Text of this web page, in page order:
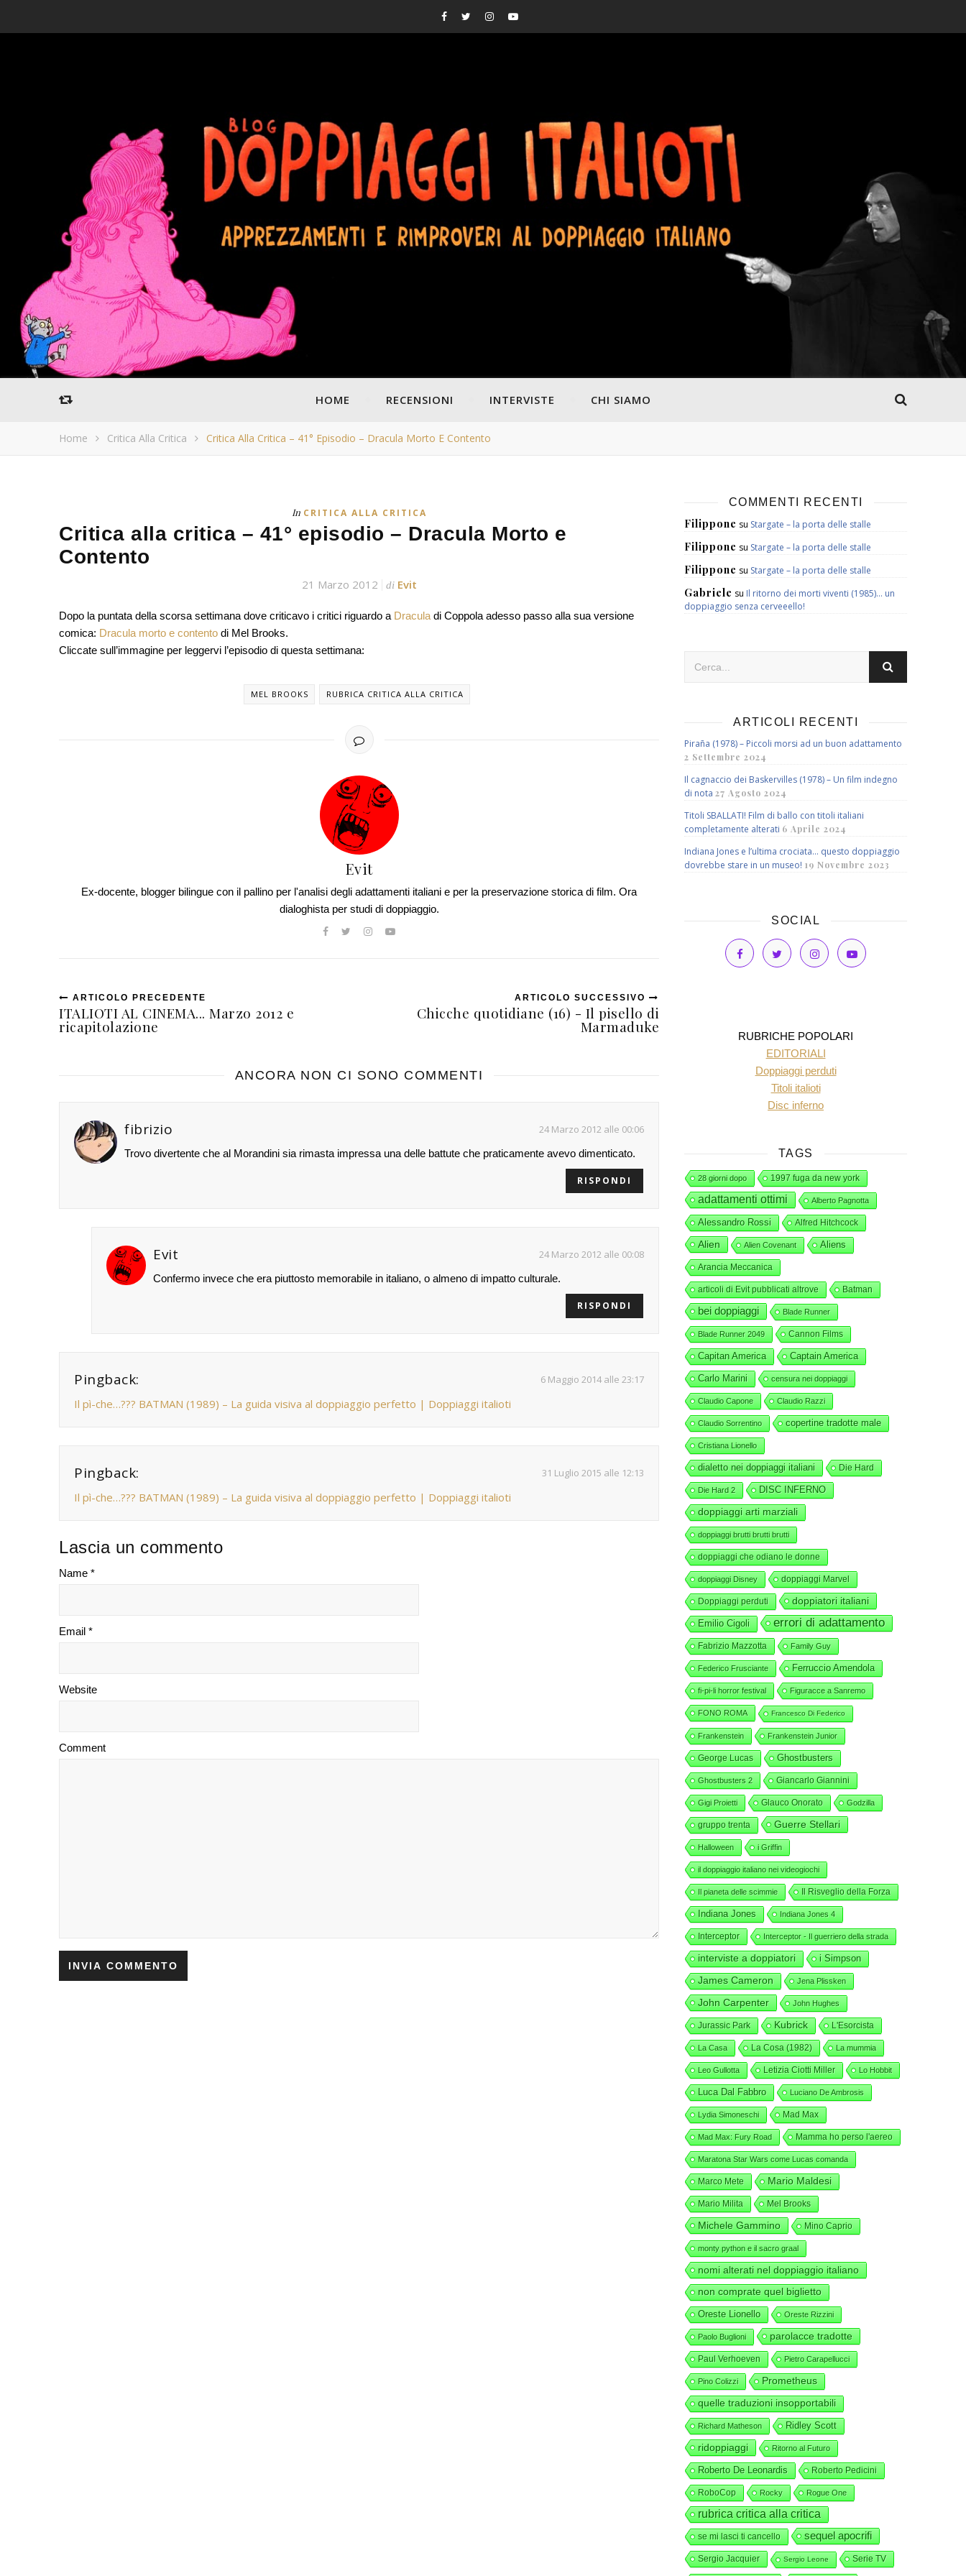
HOME RECENSIONI INTERVISTE CHI SIAMO
Home Critica Alla Critica Critica Alla Critica – 41° Episodio – Dracula Morto E Contento
In CRITICA ALLA CRITICA
Critica alla critica – 41° episodio – Dracula Morto e
Contento
21 Marzo 2012 di Evit
Dopo la puntata della scorsa settimana dove criticavo i critici riguardo a Dracula di Coppola adesso passo alla sua versione
comica: Dracula morto e contento di Mel Brooks.
Cliccate sull’immagine per leggervi l’episodio di questa settimana:
MEL BROOKS RUBRICA CRITICA ALLA CRITICA
Evit
Ex-docente, blogger bilingue con il pallino per l'analisi degli adattamenti italiani e per la preservazione storica di film. Ora
dialoghista per studi di doppiaggio.
ARTICOLO PRECEDENTE
ITALIOTI AL CINEMA... Marzo 2012 e
ricapitolazione
ARTICOLO SUCCESSIVO
Chicche quotidiane (16) - Il pisello di
Marmaduke
ANCORA NON CI SONO COMMENTI
fibrizio 24 Marzo 2012 alle 00:06
Trovo divertente che al Morandini sia rimasta impressa una delle battute che praticamente avevo dimenticato.
RISPONDI
Evit 24 Marzo 2012 alle 00:08
Confermo invece che era piuttosto memorabile in italiano, o almeno di impatto culturale.
RISPONDI
Pingback: 6 Maggio 2014 alle 23:17
Il pì-che…??? BATMAN (1989) – La guida visiva al doppiaggio perfetto | Doppiaggi italioti
Pingback: 31 Luglio 2015 alle 12:13
Il pì-che…??? BATMAN (1989) – La guida visiva al doppiaggio perfetto | Doppiaggi italioti
Lascia un commento
Name *
Email *
Website
Comment
COMMENTI RECENTI
Filippone su Stargate – la porta delle stalle
Filippone su Stargate – la porta delle stalle
Filippone su Stargate – la porta delle stalle
Gabriele su Il ritorno dei morti viventi (1985)… un
doppiaggio senza cerveeello!
ARTICOLI RECENTI
Piraña (1978) – Piccoli morsi ad un buon adattamento
2 Settembre 2024
Il cagnaccio dei Baskervilles (1978) – Un film indegno
di nota 27 Agosto 2024
Titoli SBALLATI! Film di ballo con titoli italiani
completamente alterati 6 Aprile 2024
Indiana Jones e l’ultima crociata… questo doppiaggio
dovrebbe stare in un museo! 19 Novembre 2023
SOCIAL
RUBRICHE POPOLARI
EDITORIALI
Doppiaggi perduti
Titoli italioti
Disc inferno
TAGS
28 giorni dopo 1997 fuga da new york
adattamenti ottimi Alberto Pagnotta
Alessandro Rossi Alfred Hitchcock
Alien Alien Covenant Aliens
Arancia Meccanica
articoli di Evit pubblicati altrove Batman
bei doppiaggi Blade Runner
Blade Runner 2049 Cannon Films
Capitan America Captain America
Carlo Marini censura nei doppiaggi
Claudio Capone Claudio Razzi
Claudio Sorrentino copertine tradotte male
Cristiana Lionello
dialetto nei doppiaggi italiani Die Hard
Die Hard 2 DISC INFERNO
doppiaggi arti marziali
doppiaggi brutti brutti brutti
doppiaggi che odiano le donne
doppiaggi Disney doppiaggi Marvel
Doppiaggi perduti doppiatori italiani
Emilio Cigoli errori di adattamento
Fabrizio Mazzotta Family Guy
Federico Frusciante Ferruccio Amendola
fi-pi-li horror festival Figuracce a Sanremo
FONO ROMA Francesco Di Federico
Frankenstein Frankenstein Junior
George Lucas Ghostbusters
Ghostbusters 2 Giancarlo Giannini
Gigi Proietti Glauco Onorato Godzilla
gruppo trenta Guerre Stellari
Halloween i Griffin
il doppiaggio italiano nei videogiochi
Il pianeta delle scimmie Il Risveglio della Forza
Indiana Jones Indiana Jones 4
Interceptor Interceptor - Il guerriero della strada
interviste a doppiatori i Simpson
James Cameron Jena Plissken
John Carpenter John Hughes
Jurassic Park Kubrick L'Esorcista
La Casa La Cosa (1982) La mummia
Leo Gullotta Letizia Ciotti Miller Lo Hobbit
Luca Dal Fabbro Luciano De Ambrosis
Lydia Simoneschi Mad Max
Mad Max: Fury Road Mamma ho perso l'aereo
Maratona Star Wars come Lucas comanda
Marco Mete Mario Maldesi
Mario Milita Mel Brooks
Michele Gammino Mino Caprio
monty python e il sacro graal
nomi alterati nel doppiaggio italiano
non comprate quel biglietto
Oreste Lionello Oreste Rizzini
Paolo Buglioni parolacce tradotte
Paul Verhoeven Pietro Carapellucci
Pino Colizzi Prometheus
quelle traduzioni insopportabili
Richard Matheson Ridley Scott
ridoppiaggi Ritorno al Futuro
Roberto De Leonardis Roberto Pedicini
RoboCop Rocky Rogue One
rubrica critica alla critica
se mi lasci ti cancello sequel apocrifi
Sergio Jacquier Sergio Leone Serie TV